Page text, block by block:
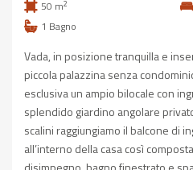
50 m2
1 Bagno
Vada, in posizione tranquilla e
piccola palazzina senza
esclusiva un ampio bilocale con
splendido giardino angolare
scalini raggiungiamo il balcone di
all’interno della casa così